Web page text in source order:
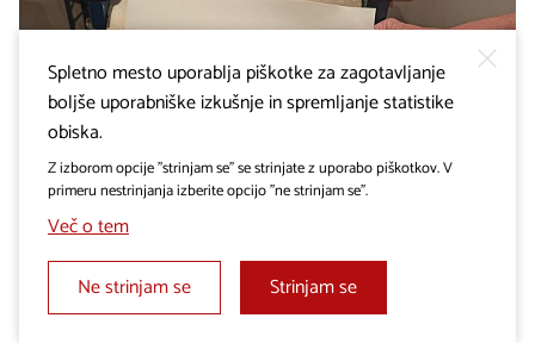
Odkrivam Štanjel in
odtisnem svojo razglednico
Rezervirajte
Spletno mesto uporablja piškotke za zagotavljanje
boljše uporabniške izkušnje in spremljanje statistike
obiska.
Z izborom opcije "strinjam se" se strinjate z uporabo piškotkov. V
primeru nestrinjanja izberite opcijo "ne strinjam se".
Več o tem
Ne strinjam se
Strinjam se